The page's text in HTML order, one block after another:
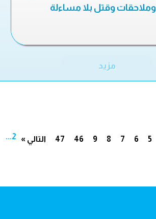
وملاحقات وقتل بلا مساءلة
مزيد
2 5
6
7
8
9
... 46
47 التالي »